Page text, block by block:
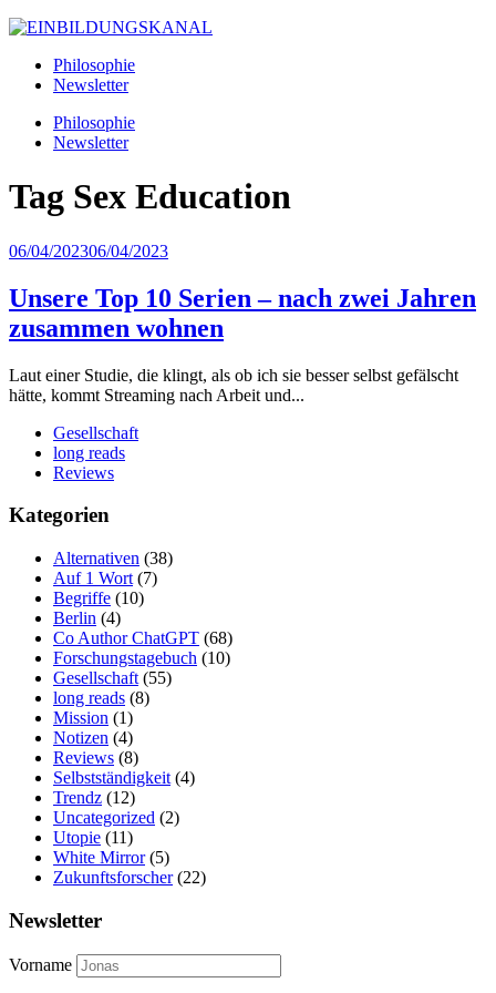
Philosophie
Newsletter
Philosophie
Newsletter
Tag Sex Education
06/04/202306/04/2023
Unsere Top 10 Serien – nach zwei Jahren
zusammen wohnen
Laut einer Studie, die klingt, als ob ich sie besser selbst gefälscht
hätte, kommt Streaming nach Arbeit und...
Gesellschaft
long reads
Reviews
Kategorien
Alternativen (38)
Auf 1 Wort (7)
Begriffe (10)
Berlin (4)
Co Author ChatGPT (68)
Forschungstagebuch (10)
Gesellschaft (55)
long reads (8)
Mission (1)
Notizen (4)
Reviews (8)
Selbstständigkeit (4)
Trendz (12)
Uncategorized (2)
Utopie (11)
White Mirror(5)
Zukunftsforscher(22)
Newsletter
Vorname